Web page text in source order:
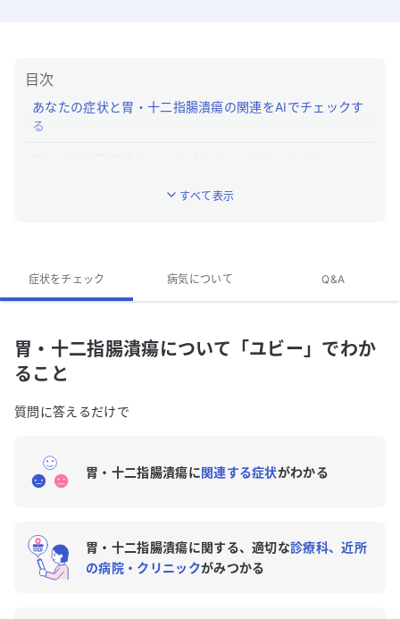
目次
あなたの症状と胃・十二指腸潰瘍の関連をAIでチェックす
る
胃・十二指腸潰瘍とはどんな病気ですか？
胃・十二指腸潰瘍の専門医がいる近くの病院はありま
胃・十二指腸潰瘍のQ&A
すべて表示
症状をチェック 病気について Q&A
胃・十二指腸潰瘍について「ユビー」でわか
ること
質問に答えるだけで
胃・十二指腸潰瘍に関連する症状がわかる
胃・十二指腸潰瘍に関する、適切な診療科、近所
の病院・クリニックがみつかる